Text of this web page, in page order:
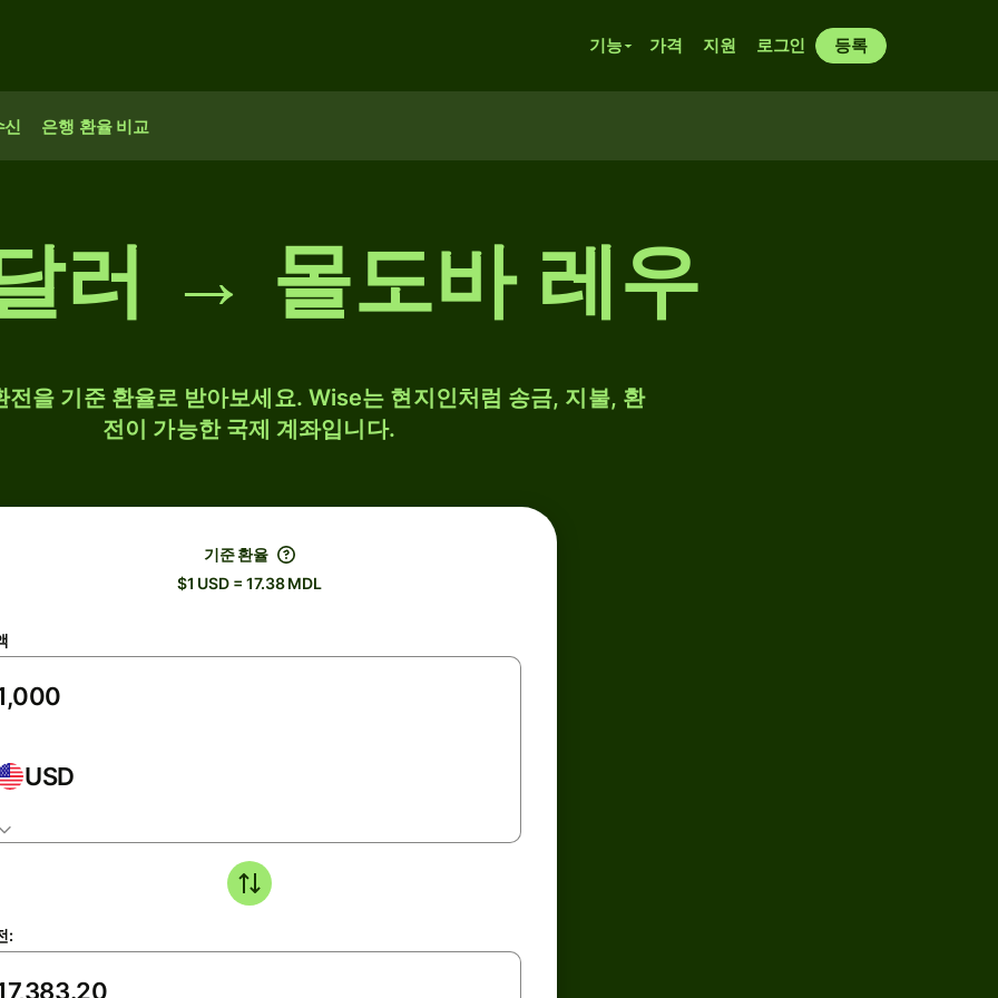
기능 가격 지원 로그인 등록
신 은행 환율 비교
러 → 몰도바 레우
을 기준 환율로 받아보세요. Wise는 현지인처럼 송금, 지불, 환
전이 가능한 국제 계좌입니다.
기준 환율
$1 USD = 17.38 MDL
USD
: